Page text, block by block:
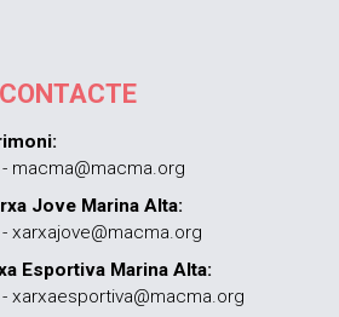
CONTACTE
macma@macma.org
Jove Marina Alta:
xarxajove@macma.org
Esportiva Marina Alta:
xarxaesportiva@macma.org